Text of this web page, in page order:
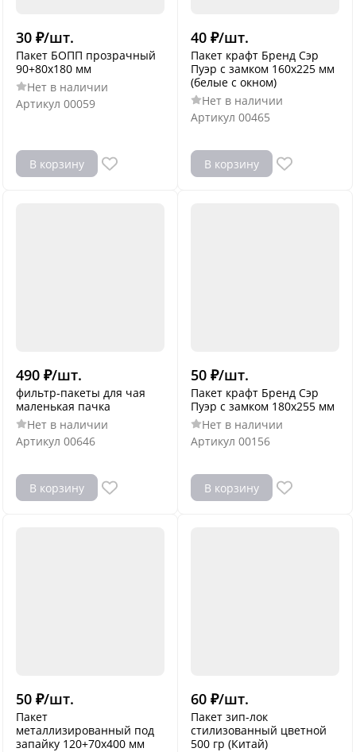
30 ₽/шт.
Пакет БОПП прозрачный
90+80х180 мм
Нет в наличии
Артикул 00059
В корзину
40 ₽/шт.
Пакет крафт Бренд Сэр
Пуэр с замком 160х225 мм
(белые с окном)
Нет в наличии
Артикул 00465
В корзину
490 ₽/шт.
фильтр-пакеты для чая
маленькая пачка
Нет в наличии
Артикул 00646
В корзину
50 ₽/шт.
Пакет крафт Бренд Сэр
Пуэр с замком 180х255 мм
Нет в наличии
Артикул 00156
В корзину
50 ₽/шт.
Пакет
металлизированный под
запайку 120+70х400 мм
60 ₽/шт.
Пакет зип-лок
стилизованный цветной
500 гр (Китай)